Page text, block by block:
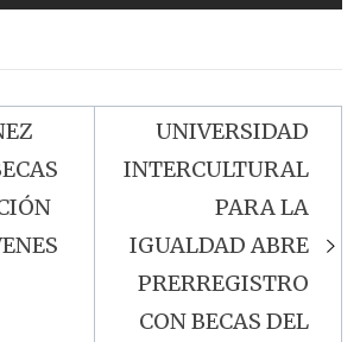
UNIVERSIDAD
INTERCULTURAL
PARA LA
IGUALDAD ABRE
PRERREGISTRO
CON BECAS DEL